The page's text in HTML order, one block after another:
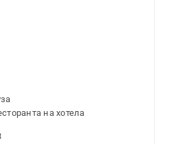
на хотела